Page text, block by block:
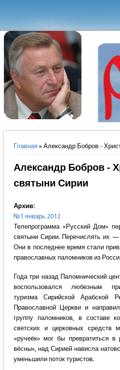
Вы здесь
Главная» Александр Бобров -
Александр Бобров -
святыни Сирии
Архив:
№1 январь 2012
Телепрограмма «Русский Дом»
святыни Сирии. Перечислять их
Они в последнее время стали
православных паломников из
Года три назад Паломнический
воспользовался любезным
туризма Сирийской Арабской
Православной Церкви и
группу паломников, в составе
светских и церковных средств
«ручеёк» мог бы превратиться в
вёсны», над Сирией нависла
уменьшили поток туристов.